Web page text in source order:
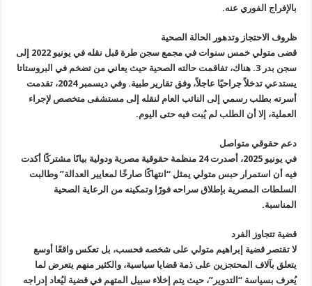
بالإفراج الفوري عنه.
ظروف الاحتجاز وتدهور الحالة الصحية
قضى متولي خمس سنوات في مجمع سجن طرة قبل نقله في يونيو 2022 إلى
سجن بدر 3. هناك، تفاقمت حالته الصحية حيث يعاني من تضخم في البروستاتا
يستدعي تدخلاً جراحيًا عاجلاً، وفق تقارير طبية. وفي ديسمبر 2024، تقدمت
أسرته بطلب رسمي إلى النائب العام لنقله إلى مستشفى متخصص لإجراء
العملية، إلا أن الطلب لم يُبت فيه حتى اليوم.
دعم حقوقي متواصل
في يونيو 2025، أصدرت 24 منظمة حقوقية مصرية ودولية بيانًا مشتركًا أكدت
فيه أن استمرار حبس متولي يمثل “انتهاكًا صارخًا لمعايير العدالة” وطالبت
السلطات المصرية بإطلاق سراحه فورًا وتمكينه من الرعاية الصحية
المناسبة.
قضية تتجاوز الفرد
لا تقتصر قضية إبراهيم متولي على شخصه فحسب، بل تعكس واقعًا أوسع
يتعلق بآلاف المحتجزين على ذمة قضايا سياسية، والكثير منهم يتعرض لما
يُعرف بسياسة “التدوير”، حيث يتم إخلاء سبيل المتهم في قضية ليُعاد إدراجه